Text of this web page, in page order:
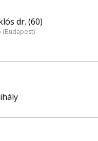
dr. (60)
(Budapest)